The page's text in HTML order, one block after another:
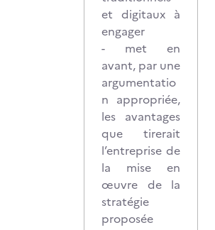
et digitaux à
engager
- met en
avant, par une
argumentatio
n appropriée,
les avantages
que tirerait
l’entreprise de
la mise en
œuvre de la
stratégie
proposée